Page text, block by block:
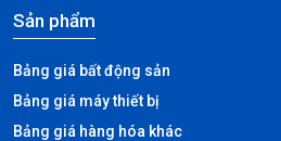
Sản phẩm
Bảng giá bất động sản
Bảng giá máy thiết bị
Bảng giá hàng hóa khác